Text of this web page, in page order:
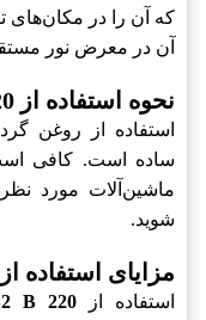
که آن را در مکان‌های
آن در معرض نور
نحوه استفاده از Shell Morlina S2 B 220
استفاده از روغن
ساده است. کافی
ماشین‌آلات مورد
شوید.
مزایای استفاده از Shell Morlina S2 B 220
استفاده از B 220